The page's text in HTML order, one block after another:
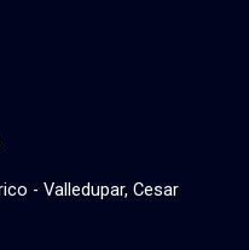
- Valledupar, Cesar